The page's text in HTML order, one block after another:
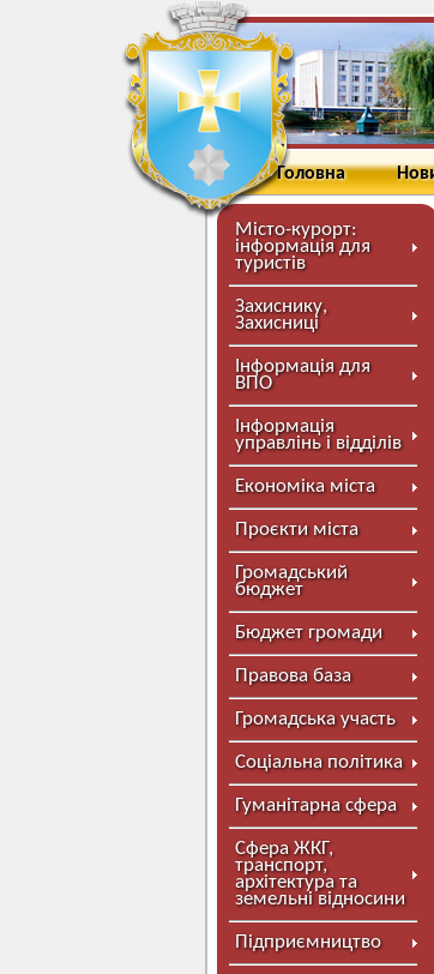
Головна
Місто-курорт:
інформація для
туристів
Захиснику,
Захисниці
Інформація для
ВПО
Інформація
управлінь і відділів
Економіка міста
Проєкти міста
Громадський
бюджет
Бюджет громади
Правова база
Громадська участь
Соціальна політика
Гуманітарна сфера
Сфера ЖКГ,
транспорт,
архітектура та
земельні відносини
Підприємництво